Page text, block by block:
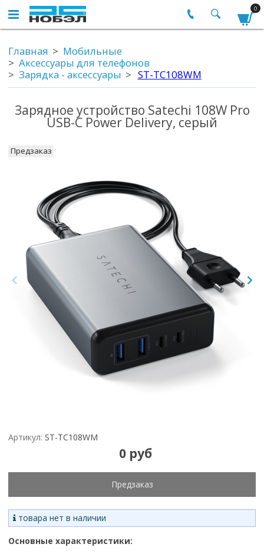
0
Главная
Мобильные
Аксессуары для телефонов
Зарядка - аксессуары
ST-TC108WM
Зарядное устройство Satechi 108W Pro
USB-C Power Delivery, серый
Предзаказ
Артикул: ST-TC108WM
0 руб
Предзаказ
товара нет в наличии
Основные характеристики: